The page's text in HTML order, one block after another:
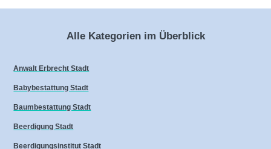
Alle Kategorien im Überblick
Anwalt Erbrecht Stadt
Babybestattung Stadt
Baumbestattung Stadt
Beerdigung Stadt
Beerdigungsinstitut Stadt